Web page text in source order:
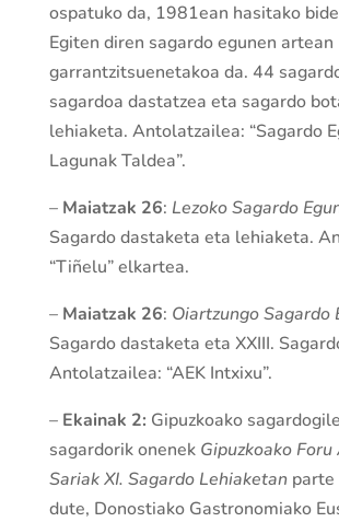
ospatuko da, 1981ean hasitako
Egiten diren sagardo egunen artean
garrantzitsuenetakoa da. 44
sagardoa dastatzea eta sagardo
lehiaketa. Antolatzailea: “Sagardo
Lagunak Taldea”.
– Maiatzak 26: Lezoko Sagardo
Sagardo dastaketa eta lehiaketa.
“Tiñelu” elkartea.
– Maiatzak 26: Oiartzungo Sagardo
Sagardo dastaketa eta XXIII.
Antolatzailea: “AEK Intxixu”.
– Ekainak 2: Gipuzkoako
sagardorik onenek Gipuzkoako
Sariak XI. Sagardo Lehiaketan
dute, Donostiako Gastronomiako